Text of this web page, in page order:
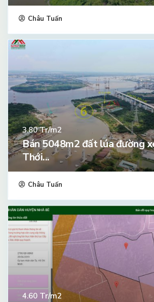
Châu Tuấn
3.80Tr/m2
Bán 5048m2 đất lúa đường
Thới...
Châu Tuấn
4.60 Tr/m2